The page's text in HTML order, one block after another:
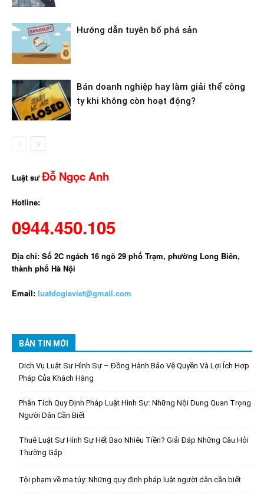
Hướng dẫn tuyên bố phá sản
Bán doanh nghiệp hay làm giải thể công
ty khi không còn hoạt động?
Luật sưĐỗ Ngọc Anh
Hotline:
0944.450.105
Địa chỉ: Số 2C ngách 16 ngõ 29 phố Trạm, phường Long Biên,
thành phố Hà Nội
Email: luatdogiaviet@gmail.com
BẢN TIN MỚI
Dịch Vụ Luật Sư Hình Sự – Đồng Hành Bảo Vệ Quyền Và Lợi Ích Hợp
Pháp Của Khách Hàng
Phân Tích Quy Định Pháp Luật Hình Sự: Những Nội Dung Quan Trọng
Người Dân Cần Biết
Thuê Luật Sư Hình Sự Hết Bao Nhiêu Tiền? Giải Đáp Những Câu Hỏi
Thường Gặp
Tội phạm về ma túy: Những quy định pháp luật người dân cần biết